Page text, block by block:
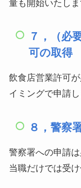
量も開始いたしま
７，（必
可の取得
飲食店営業許可
イミングで申請し
８，警察
警察署への申請
当職だけでは受